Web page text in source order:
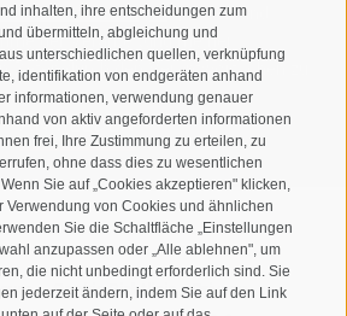
inhalten, ihre entscheidungen zum
übermitteln, abgleichung und
unterschiedlichen quellen, verknüpfung
identifikation von endgeräten anhand
informationen, verwendung genauer
von aktiv angeforderten informationen
frei, Ihre Zustimmung zu erteilen, zu
ohne dass dies zu wesentlichen
Sie auf „Cookies akzeptieren" klicken,
Verwendung von Cookies und ähnlichen
Sie die Schaltfläche „Einstellungen
anzupassen oder „Alle ablehnen", um
die nicht unbedingt erforderlich sind. Sie
jederzeit ändern, indem Sie auf den Link
gelesen und
der Verarbeitung meiner
Daten durch den Verantwortlichen zu
ANMELDEN
• Cookie-Richtlinie • Privacy •